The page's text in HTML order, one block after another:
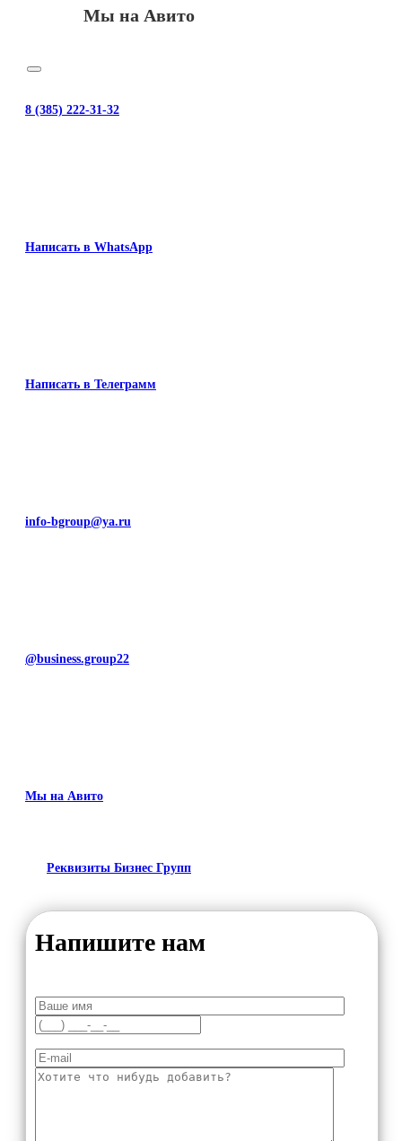
Мы на Авито
8 (385) 222-31-32
Написать в WhatsApp
Написать в Телеграмм
info-bgroup@ya.ru
@business.group22
Мы на Авито
Реквизиты Бизнес Групп
Напишите нам